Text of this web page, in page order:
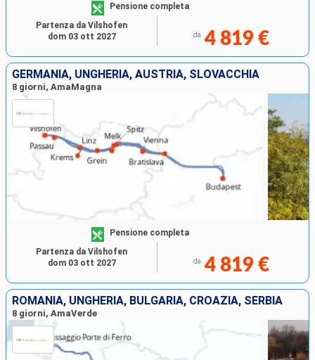
Pensione completa
da 4 819 €
Partenza da Vilshofen
dom 03 ott 2027
GERMANIA, UNGHERIA, AUSTRIA, SLOVACCHIA
8 giorni, AmaMagna
Pensione completa
da 4 819 €
Partenza da Vilshofen
dom 03 ott 2027
ROMANIA, UNGHERIA, BULGARIA, CROAZIA, SERBIA
8 giorni, AmaVerde